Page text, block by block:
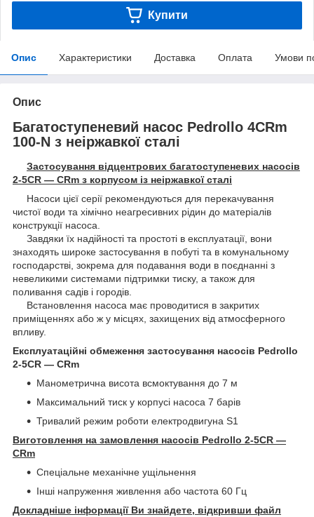
Купити
Опис Характеристики Доставка Оплата Умови
Опис
Багатоступеневий насос Pedrollo 4CRm
100-N з неіржавкої сталі
Застосування відцентрових багатоступеневих насосів
2-5CR — CRm з корпусом із неіржавкої сталі
Насоси цієї серії рекомендуються для перекачування
чистої води та хімічно неагресивних рідин до матеріалів
конструкції насоса.
Завдяки їх надійності та простоті в експлуатації, вони
знаходять широке застосування в побуті та в комунальному
господарстві, зокрема для подавання води в поєднанні з
невеликими системами підтримки тиску, а також для
поливання садів і городів.
Встановлення насоса має проводитися в закритих
приміщеннях або ж у місцях, захищених від атмосферного
впливу.
Експлуатаційні обмеження застосування насосів Pedrollo
2-5CR — CRm
Манометрична висота всмоктування до 7 м
Максимальний тиск у корпусі насоса 7 барів
Тривалий режим роботи електродвигуна S1
Виготовлення на замовлення насосів Pedrollo 2-5CR —
CRm
Спеціальне механічне ущільнення
Інші напруження живлення або частота 60 Гц
Докладніше інформації Ви знайдете, відкривши файл